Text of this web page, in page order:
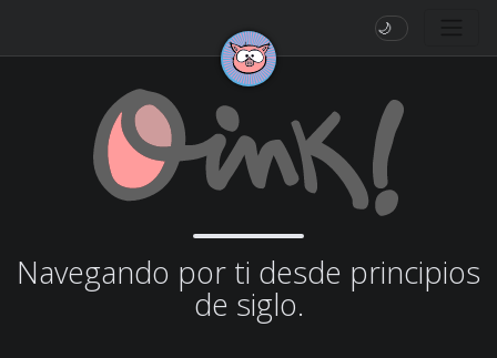
🌙
Navegando por ti desde principios
de siglo.